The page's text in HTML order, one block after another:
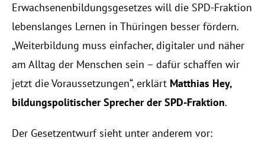
About
COMMUNITY
Join
Erwachsenenbildungsgesetzes will die SPD-Fraktion
lebenslanges Lernen in Thüringen besser fördern.
„Weiterbildung muss einfacher, digitaler und näher
am Alltag der Menschen sein – dafür schaffen wir
jetzt die Voraussetzungen“, erklärt Matthias Hey,
bildungspolitischer Sprecher der SPD-Fraktion.
Der Gesetzentwurf sieht unter anderem vor: